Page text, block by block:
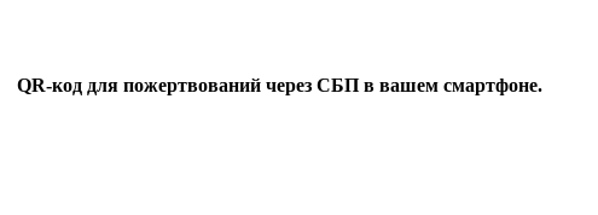
QR-код для пожертвований через СБП в вашем смартфоне.